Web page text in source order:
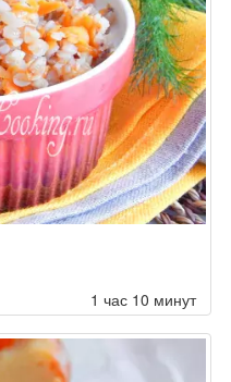
1 час 10 минут